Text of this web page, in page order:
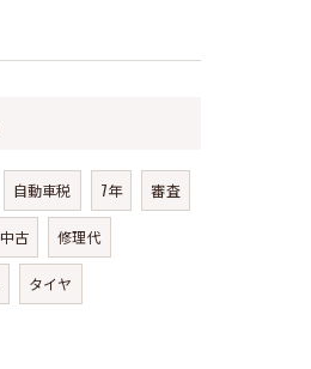
自動車税 7年 審査
中古 修理代
タイヤ